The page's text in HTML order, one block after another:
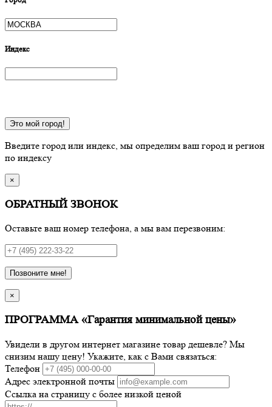
Индекс
Это мой город!
Введите город или индекс, мы определим ваш город и регион
по индексу
×
ОБРАТНЫЙ ЗВОНОК
Оставьте ваш номер телефона, а мы вам перезвоним:
Позвоните мне!
×
ПРОГРАММА «Гарантия минимальной цены»
Увидели в другом интернет магазине товар дешевле? Мы
снизим нашу цену! Укажите, как с Вами связаться:
Телефон
Адрес электронной почты
Ссылка на страницу с более низкой ценой